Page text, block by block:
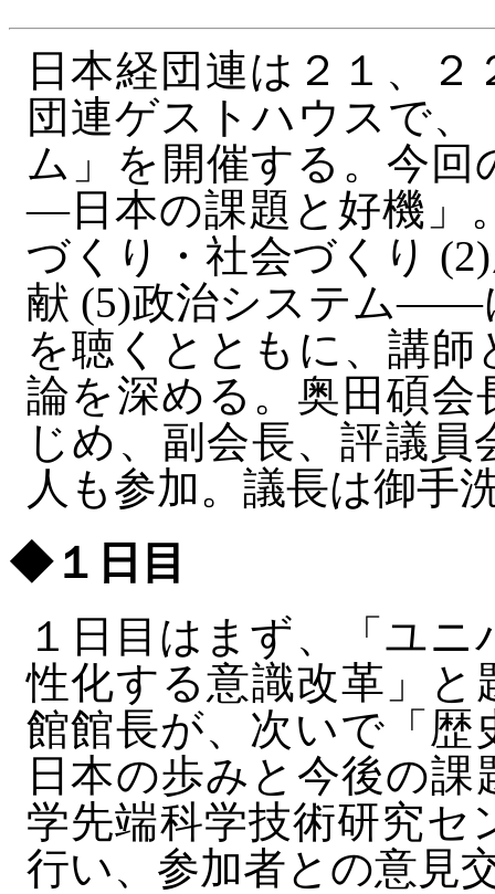
日本経団連は２１、
団連ゲストハウスで
ム」を開催する。今
―日本の課題と好機」
づくり・社会づくり
献 (5)政治システム――
を聴くとともに、講
論を深める。奥田碩会
じめ、副会長、評議
人も参加。議長は御手
◆１日目
１日目はまず、「ユ
性化する意識改革」と
館館長が、次いで「
日本の歩みと今後の
学先端科学技術研究セ
行い、参加者との意見